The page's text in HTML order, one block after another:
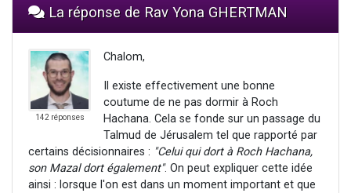
La réponse de Rav Yona GHERTMAN
142 réponses
Chalom,
Il existe effectivement une bonne
coutume de ne pas dormir à Roch
Hachana. Cela se fonde sur un passage du
Talmud de Jérusalem tel que rapporté par
certains décisionnaires : "Celui qui dort à Roch Hachana,
son Mazal dort également". On peut expliquer cette idée
ainsi : lorsque l'on est dans un moment important et que